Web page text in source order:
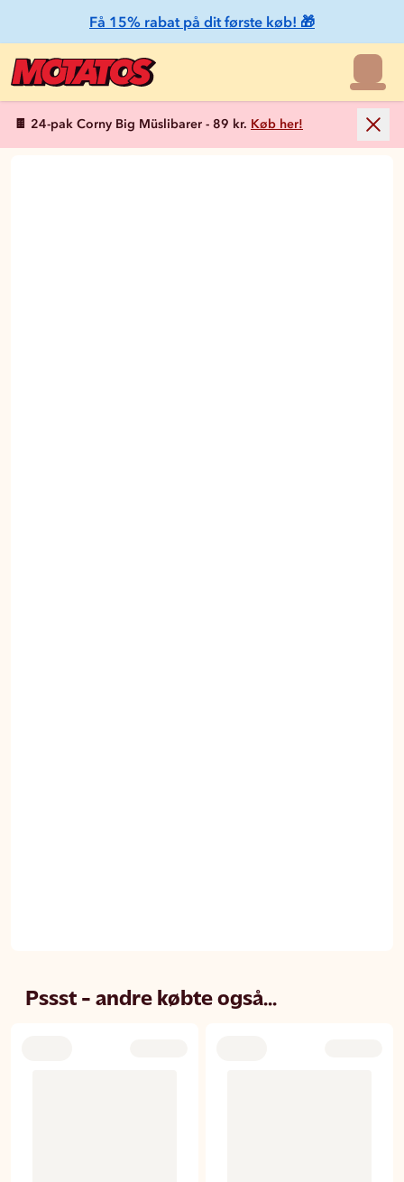
Få 15% rabat på dit første køb! 🎁
🍫 24-pak Corny Big Müslibarer - 89 kr. Køb her!
Pssst - andre købte også...